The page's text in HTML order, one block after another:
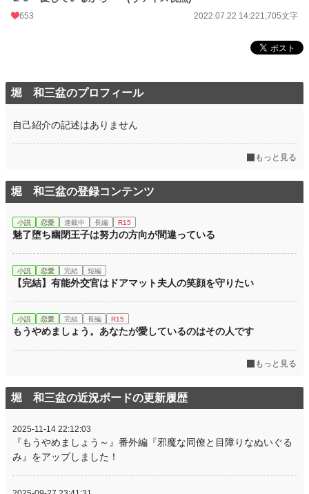
653 2022.07.22 14:221,705文字
堀 和三盆のプロフィール
自己紹介の記述はありません
もっと見る
堀 和三盆の登録コンテンツ
小説 恋愛 連載中 長編 R15
魅了堕ち幽閉王子は努力の方向が間違っている
小説 恋愛 完結 短編
【完結】有能外交官はドアマット夫人の笑顔を守りたい
小説 恋愛 完結 長編 R15
もうやめましょう。あなたが愛しているのはその人です
もっと見る
堀 和三盆の近況ボードの更新履歴
2025-11-14 22:12:03
『もうやめましょう～』番外編『邪魔な同僚と目障りなぬいぐる
み』をアップしました！